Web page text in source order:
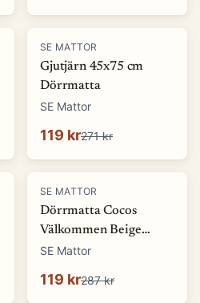
-56%
SE MATTOR
Gjutjärn 45x75 cm
Dörrmatta
SE Mattor
119 kr271 kr
-58%
SE MATTOR
Dörrmatta Cocos
Välkommen Beige
45x75 cm
SE Mattor
119 kr287 kr